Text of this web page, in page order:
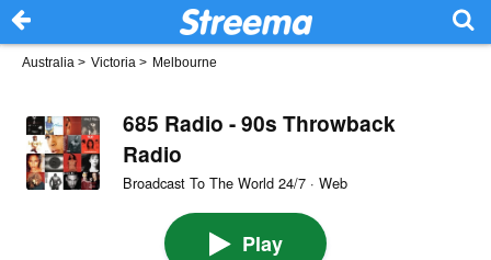
Australia > Victoria > Melbourne
685 Radio - 90s Throwback
Radio
Broadcast To The World 24/7 · Web
Play